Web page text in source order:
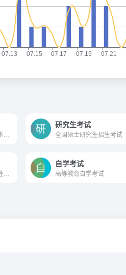
研究生考试
全国硕士研究生招生考试
自学考试
高等教育自学考试